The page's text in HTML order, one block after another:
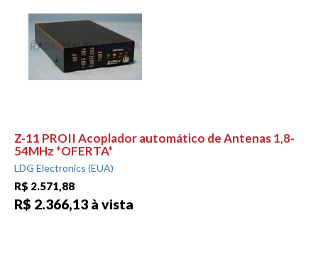
Z-11 PROII Acoplador automático de Antenas 1,8-
54MHz *OFERTA*
LDG Electronics (EUA)
R$ 2.571,88
R$ 2.366,13 à vista